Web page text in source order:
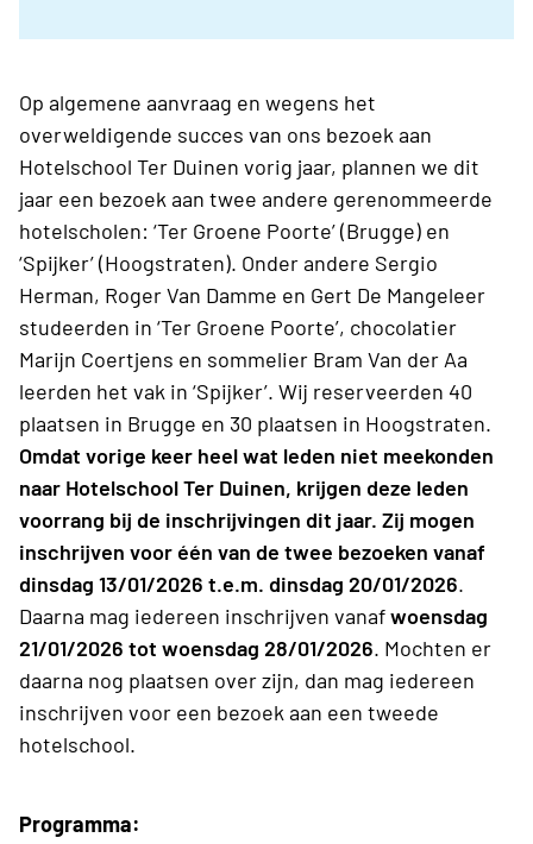
Op algemene aanvraag en wegens het
overweldigende succes van ons bezoek aan
Hotelschool Ter Duinen vorig jaar, plannen we dit
jaar een bezoek aan twee andere gerenommeerde
hotelscholen: ‘Ter Groene Poorte’ (Brugge) en
‘Spijker’ (Hoogstraten). Onder andere Sergio
Herman, Roger Van Damme en Gert De Mangeleer
studeerden in ‘Ter Groene Poorte’, chocolatier
Marijn Coertjens en sommelier Bram Van der Aa
leerden het vak in ‘Spijker’. Wij reserveerden 40
plaatsen in Brugge en 30 plaatsen in Hoogstraten.
Omdat vorige keer heel wat leden niet meekonden
naar Hotelschool Ter Duinen, krijgen deze leden
voorrang bij de inschrijvingen dit jaar. Zij mogen
inschrijven voor één van de twee bezoeken vanaf
dinsdag 13/01/2026 t.e.m. dinsdag 20/01/2026.
Daarna mag iedereen inschrijven vanafwoensdag
21/01/2026 tot woensdag 28/01/2026. Mochten er
daarna nog plaatsen over zijn, dan mag iedereen
inschrijven voor een bezoek aan een tweede
hotelschool.
Programma: